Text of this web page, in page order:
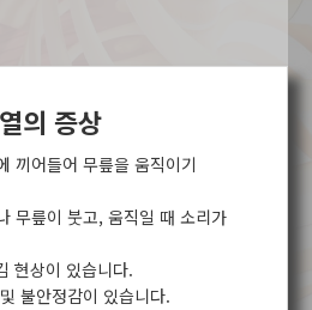
의 증상
끼어들어 무릎을 움직이기
무릎이 붓고, 움직일 때 소리가
현상이 있습니다.
불안정감이 있습니다.